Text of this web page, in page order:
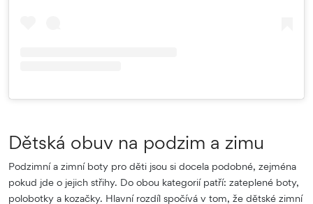
Dětská obuv na podzim a zimu
Podzimní a zimní boty pro děti jsou si docela podobné, zejména
pokud jde o jejich střihy. Do obou kategorií patří: zateplené boty,
polobotky a kozačky. Hlavní rozdíl spočívá v tom, že dětské zimní